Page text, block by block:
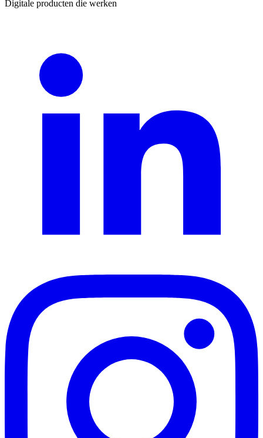
Digitale producten die werken